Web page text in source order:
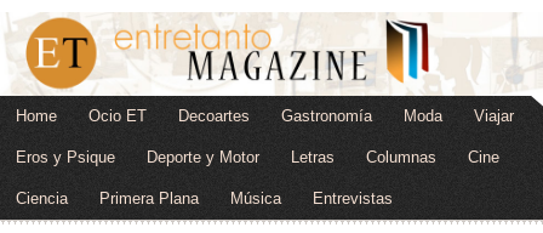
Home Ocio ET Decoartes Gastronomía Moda Viajar
Eros y Psique Deporte y Motor Letras Columnas Cine
Ciencia Primera Plana Música Entrevistas